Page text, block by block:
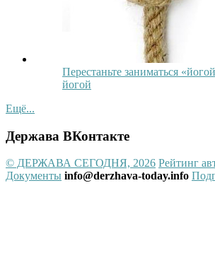
Перестаньте заниматься
йогой
Ещё...
Держава ВКонтакте
© ДЕРЖАВА СЕГОДНЯ, 2026 Рейтинг
Документы info@derzhava-today.info